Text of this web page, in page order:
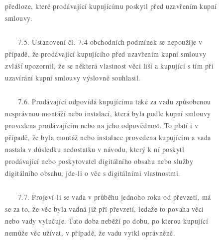
předloze, které prodávající kupujícímu poskytl před uzavřením kupní
smlouvy.
7.5. Ustanovení čl. 7.4 obchodních podmínek se nepoužije v
případě, že prodávající kupujícího před uzavřením kupní smlouvy
zvlášť upozornil, že se některá vlastnost věci liší a kupující s tím při
uzavírání kupní smlouvy výslovně souhlasil.
7.6. Prodávající odpovídá kupujícímu také za vadu způsobenou
nesprávnou montáží nebo instalací, která byla podle kupní smlouvy
provedena prodávajícím nebo na jeho odpovědnost. To platí i v
případě, že byla montáž nebo instalace provedena kupujícím a vada
nastala v důsledku nedostatku v návodu, který k ní poskytl
prodávající nebo poskytovatel digitálního obsahu nebo služby
digitálního obsahu, jde-li o věc s digitálními vlastnostmi.
7.7. Projeví-li se vada v průběhu jednoho roku od převzetí, má
se za to, že věc byla vadná již při převzetí, ledaže to povaha věci
nebo vady vylučuje. Tato doba neběží po dobu, po kterou kupující
nemůže věc užívat, v případě, že vadu vytkl oprávněně.